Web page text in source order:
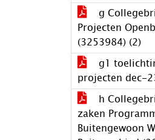
g
Projecten
(3253984) (2)
g1
projecten dec-
h
zaken
Buitengewoon